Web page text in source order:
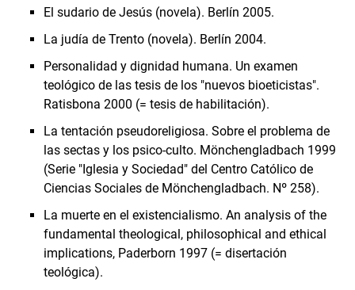
El sudario de Jesús (novela). Berlín 2005.
La judía de Trento (novela). Berlín 2004.
Personalidad y dignidad humana. Un examen
teológico de las tesis de los "nuevos bioeticistas".
Ratisbona 2000 (= tesis de habilitación).
La tentación pseudoreligiosa. Sobre el problema de
las sectas y los psico-culto. Mönchengladbach 1999
(Serie "Iglesia y Sociedad" del Centro Católico de
Ciencias Sociales de Mönchengladbach. Nº 258).
La muerte en el existencialismo. An analysis of the
fundamental theological, philosophical and ethical
implications, Paderborn 1997 (= disertación
teológica).